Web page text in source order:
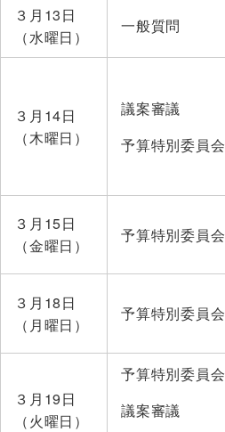
３月13日
（水曜日）
一般質問
３月14日
（木曜日）
議案審議
予算特別委員会
３月15日
（金曜日）
予算特別委員会
３月18日
（月曜日）
予算特別委員会
３月19日
（火曜日）
予算特別委員会
議案審議